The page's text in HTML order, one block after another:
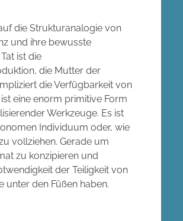
die Strukturanalogie von
und ihre bewusste
ist die
die Mutter der
die Verfügbarkeit von
eine enorm primitive Form
Werkzeuge. Es ist
Individuum oder, wie
vollziehen. Gerade um
zu konzipieren und
der Teiligkeit von
unter den Füßen haben.